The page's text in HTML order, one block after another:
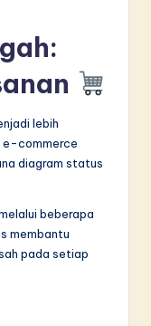
lebih
e-commerce
diagram status
beberapa
membantu
pada setiap